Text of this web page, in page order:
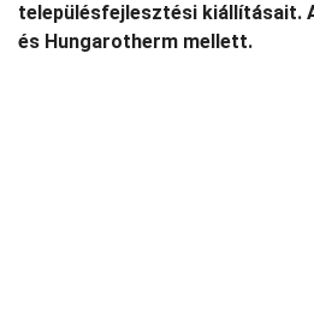
településfejlesztési kiállításait.
és Hungarotherm mellett.